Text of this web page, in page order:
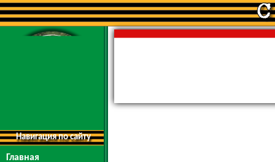
Навигация по сайту
Главная